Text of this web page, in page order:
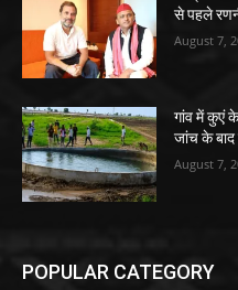
से पहले
August 7,
गांव में कुएं
जांच के बाद
August 7,
POPULAR CATEGORY